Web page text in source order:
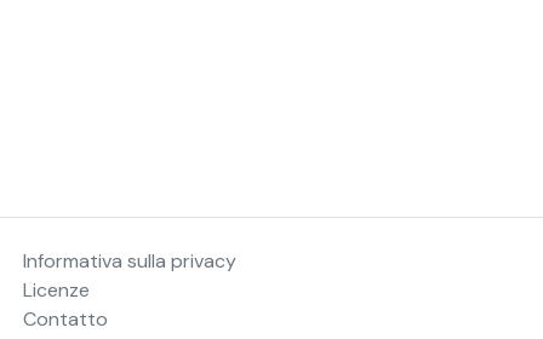
Informativa sulla privacy
Licenze
Contatto